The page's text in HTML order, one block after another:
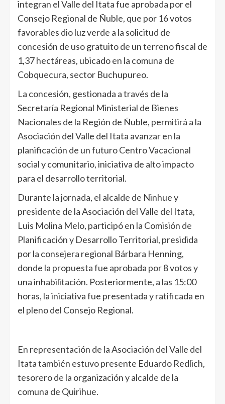
integran el Valle del Itata fue aprobada por el
Consejo Regional de Ñuble, que por 16 votos
favorables dio luz verde a la solicitud de
concesión de uso gratuito de un terreno fiscal de
1,37 hectáreas, ubicado en la comuna de
Cobquecura, sector Buchupureo.
La concesión, gestionada a través de la
Secretaría Regional Ministerial de Bienes
Nacionales de la Región de Ñuble, permitirá a la
Asociación del Valle del Itata avanzar en la
planificación de un futuro Centro Vacacional
social y comunitario, iniciativa de alto impacto
para el desarrollo territorial.
Durante la jornada, el alcalde de Ninhue y
presidente de la Asociación del Valle del Itata,
Luis Molina Melo, participó en la Comisión de
Planificación y Desarrollo Territorial, presidida
por la consejera regional Bárbara Henning,
donde la propuesta fue aprobada por 8 votos y
una inhabilitación. Posteriormente, a las 15:00
horas, la iniciativa fue presentada y ratificada en
el pleno del Consejo Regional.
En representación de la Asociación del Valle del
Itata también estuvo presente Eduardo Redlich,
tesorero de la organización y alcalde de la
comuna de Quirihue.